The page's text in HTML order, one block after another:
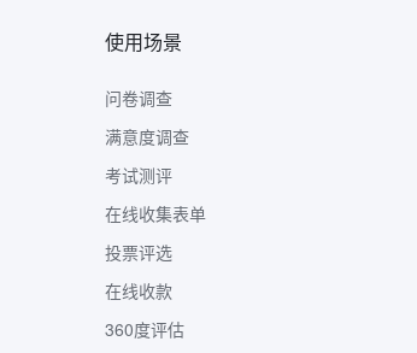
使用场景
问卷调查
满意度调查
考试测评
在线收集表单
投票评选
在线收款
360度评估